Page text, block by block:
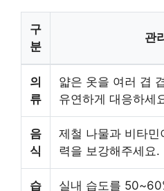
구
분
관
의
류
얇은 옷을 여러 겹
유연하게 대응하세
음
식
제철 나물과 비타민
력을 보강해주세요.
습
실내 습도를